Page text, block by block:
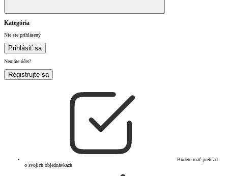
Kategória
Nie ste prihlásený
Prihlásiť sa
Nemáte účet?
Registrujte sa
Budete mať prehľad
o svojich objednávkach